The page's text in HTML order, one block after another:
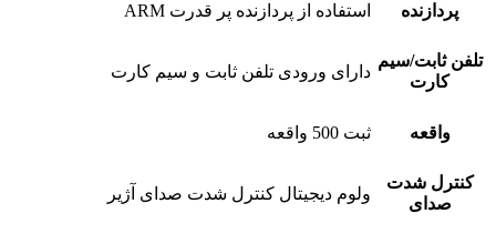
پردازنده استفاده از پردازنده پر قدرت ARM
تلفن ثابت/سیم
کارت
دارای ورودی تلفن ثابت و سیم کارت
واقعه ثبت 500 واقعه
کنترل شدت
صدای
ولوم دیجیتال کنترل شدت صدای آژیر